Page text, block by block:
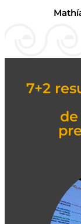
7+2